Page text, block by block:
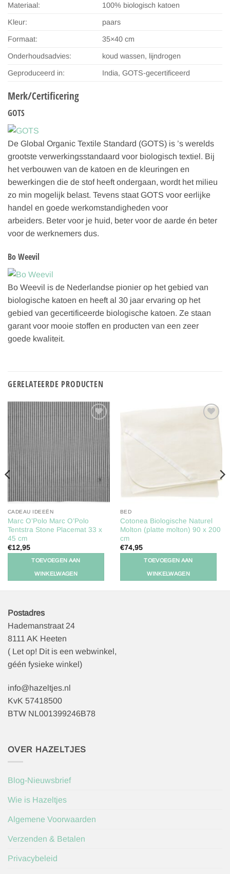
Materiaal: 100% biologisch katoen
Kleur: paars
Formaat: 35×40 cm
Onderhoudsadvies: koud wassen, lijndrogen
Geproduceerd in: India, GOTS-gecertificeerd
Merk/Certificering
GOTS
De Global Organic Textile Standard (GOTS) is ’s werelds
grootste verwerkingsstandaard voor biologisch textiel. Bij
het verbouwen van de katoen en de kleuringen en
bewerkingen die de stof heeft ondergaan, wordt het milieu
zo min mogelijk belast. Tevens staat GOTS voor eerlijke
handel en goede werkomstandigheden voor
arbeiders. Beter voor je huid, beter voor de aarde én beter
voor de werknemers dus.
Bo Weevil
Bo Weevil is de Nederlandse pionier op het gebied van
biologische katoen en heeft al 30 jaar ervaring op het
gebied van gecertificeerde biologische katoen. Ze staan
garant voor mooie stoffen en producten van een zeer
goede kwaliteit.
GERELATEERDE PRODUCTEN
CADEAU IDEEËN
Marc O’Polo Marc O’Polo
Tentstra Stone Placemat 33 x
45 cm
€12,95
TOEVOEGEN AAN
WINKELWAGEN
BED
Cotonea Biologische Naturel
Molton (platte molton) 90 x 200
cm
€74,95
TOEVOEGEN AAN
WINKELWAGEN
Postadres
Hademanstraat 24
8111 AK Heeten
( Let op! Dit is een webwinkel,
géén fysieke winkel)
info@hazeltjes.nl
KvK 57418500
BTW NL001399246B78
OVER HAZELTJES
Blog-Nieuwsbrief
Wie is Hazeltjes
Algemene Voorwaarden
Verzenden & Betalen
Privacybeleid